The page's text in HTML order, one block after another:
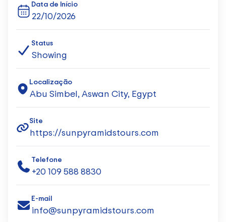
Data de Início
22/10/2026
Status
Showing
Localização
Abu Simbel, Aswan City, Egypt
Site
https://sunpyramidstours.com
Telefone
+20 109 588 8830
E-mail
info@sunpyramidstours.com